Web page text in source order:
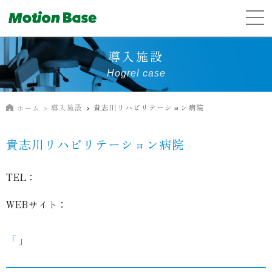
導入施設
Hogrel case
ホーム 導入施設 貴志川リハビリテーション病院
貴志川リハビリテーション病院
TEL：
WEBサイト：
「」